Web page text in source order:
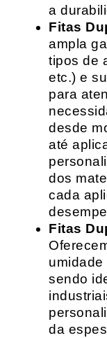
a
Fitas
ampla
tipos de
etc.) e
para
desde
até
dos
cada
Fitas
umidade
sendo
da